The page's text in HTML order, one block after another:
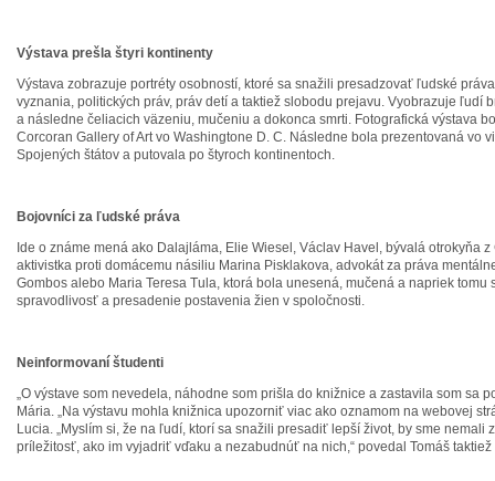
Výstava prešla štyri kontinenty
Výstava zobrazuje portréty osobností, ktoré sa snažili presadzovať ľudské
vyznania, politických práv, práv detí a taktiež slobodu prejavu. Vyobrazuje ľudí
a následne čeliacich väzeniu, mučeniu a dokonca smrti. Fotografická výstava
Corcoran Gallery of Art vo Washingtone D. C. Následne bola prezentovaná vo
Spojených štátov a putovala po štyroch kontinentoch.
Bojovníci za ľudské práva
Ide o známe mená ako Dalajláma, Elie Wiesel, Václav Havel, bývalá otrokyňa
aktivistka proti domácemu násiliu Marina Pisklakova, advokát za práva
Gombos alebo Maria Teresa Tula, ktorá bola unesená, mučená a napriek tomu
spravodlivosť a presadenie postavenia žien v spoločnosti.
Neinformovaní študenti
„O výstave som nevedela, náhodne som prišla do knižnice a zastavila som sa
Mária. „Na výstavu mohla knižnica upozorniť viac ako oznamom na webovej
Lucia. „Myslím si, že na ľudí, ktorí sa snažili presadiť lepší život, by sme nemali
príležitosť, ako im vyjadriť vďaku a nezabudnúť na nich,“ povedal Tomáš taktiež